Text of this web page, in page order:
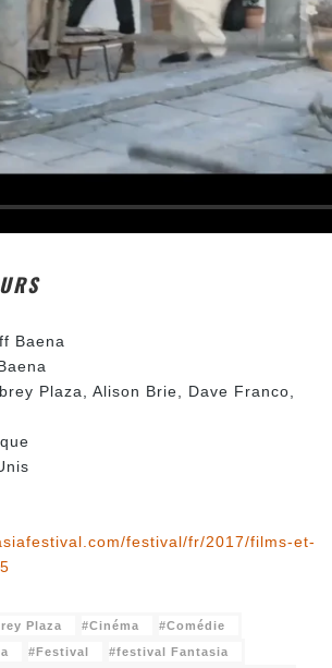
Baena
Plaza, Alison Brie, Dave Franco,
festival/fr/2017/films-et-
Plaza Cinéma
Comédie
Festival
festival Fantasia